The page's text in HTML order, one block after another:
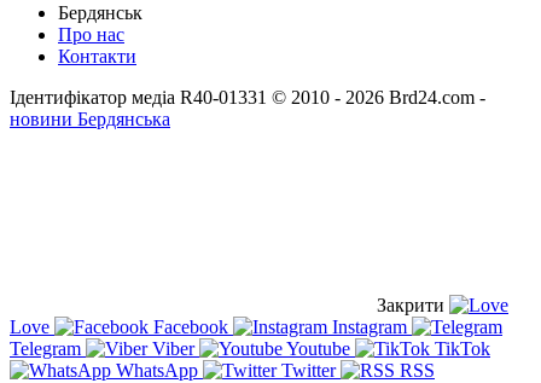
Бердянськ
Про нас
Контакти
Ідентифікатор медіа R40-01331 © 2010 - 2026 Brd24.com -
новини Бердянська
Закрити
Love
Facebook
Instagram
Telegram
Viber Youtube
TikTok
WhatsApp
Twitter RSS